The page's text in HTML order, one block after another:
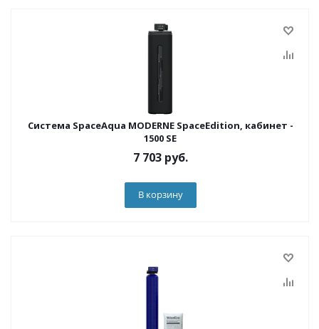
Система SpaceAqua MODERNE SpaceEdition, кабинет -
1500 SE
7 703руб.
В корзину